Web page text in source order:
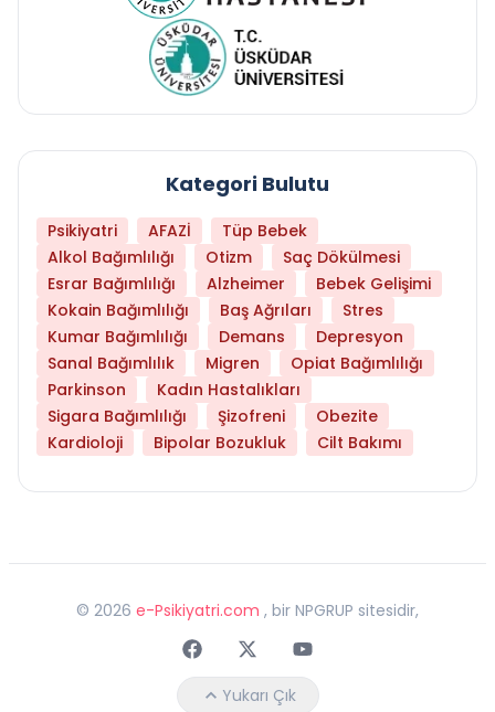
Kategori Bulutu
Psikiyatri AFAZİ
Tüp Bebek
Alkol Bağımlılığı
Otizm
Saç Dökülmesi
Esrar Bağımlılığı
Alzheimer
Bebek Gelişimi
Kokain Bağımlılığı
Baş Ağrıları
Stres
Kumar Bağımlılığı
Demans
Depresyon
Sanal Bağımlılık
Migren
Opiat Bağımlılığı
Parkinson
Kadın Hastalıkları
Sigara Bağımlılığı
Şizofreni
Obezite
Kardioloji
Bipolar Bozukluk Cilt Bakımı
© 2026 e-Psikiyatri.com , bir NPGRUP sitesidir,
FaceebokTwitterYoutube
Yukarı Çık